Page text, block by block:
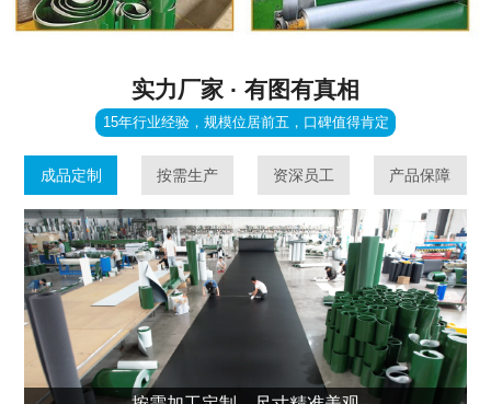
实力厂家 · 有图有真相
15年行业经验，规模位居前五，口碑值得肯定
成品定制 按需生产 资深员工 产品保障